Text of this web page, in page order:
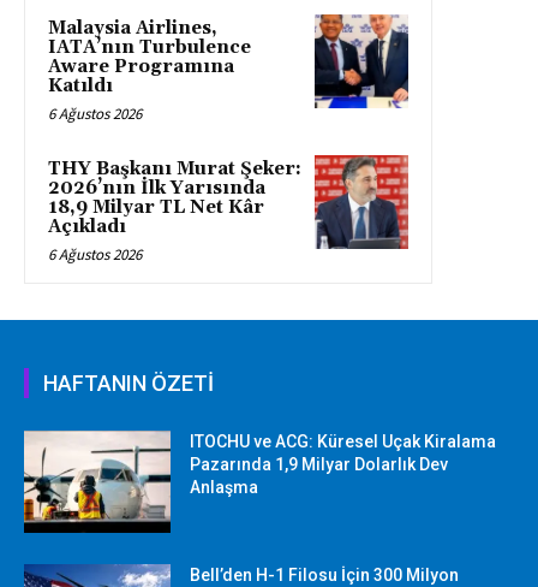
Malaysia Airlines,
IATA’nın Turbulence
Aware Programına
Katıldı
6 Ağustos 2026
THY Başkanı Murat Şeker:
2026’nın İlk Yarısında
18,9 Milyar TL Net Kâr
Açıkladı
6 Ağustos 2026
HAFTANIN ÖZETİ
ITOCHU ve ACG: Küresel Uçak Kiralama
Pazarında 1,9 Milyar Dolarlık Dev
Anlaşma
Bell’den H-1 Filosu İçin 300 Milyon